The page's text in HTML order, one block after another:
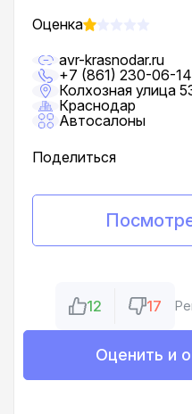
Оценка
avr-krasnodar.ru
+7 (861) 230-06-14
Колхозная улица
Краснодар
Автосалоны
Поделиться
12 17
Оценить и